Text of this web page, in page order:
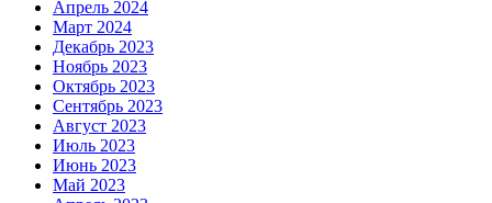
Апрель 2024
Март 2024
Декабрь 2023
Ноябрь 2023
Октябрь 2023
Сентябрь 2023
Август 2023
Июль 2023
Июнь 2023
Май 2023